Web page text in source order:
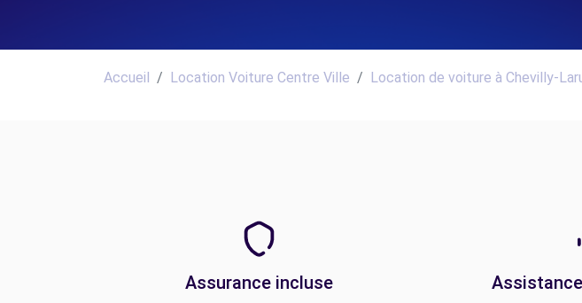
Accueil Location Voiture Centre Ville Location de voiture à Chevilly-
Assurance incluse